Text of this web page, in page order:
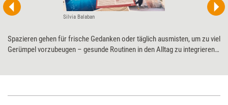
Silvia Balaban
Spazieren gehen für frische Gedanken oder täglich ausmisten, um zu viel
Gerümpel vorzubeugen – gesunde Routinen in den Alltag zu integrieren,